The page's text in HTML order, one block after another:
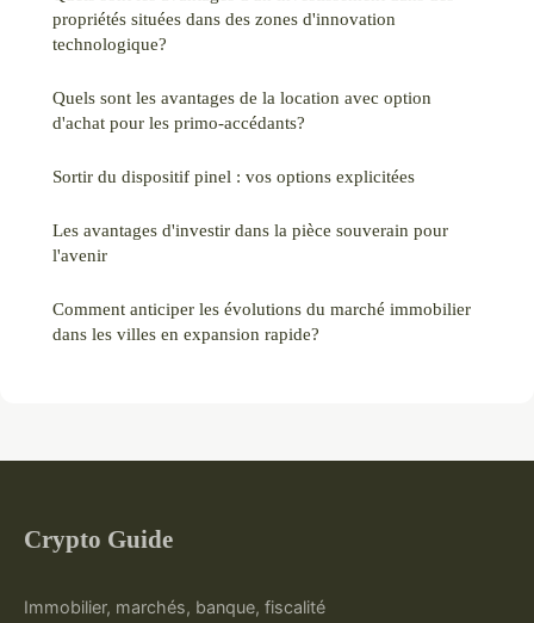
propriétés situées dans des zones d'innovation
technologique?
Quels sont les avantages de la location avec option
d'achat pour les primo-accédants?
Sortir du dispositif pinel : vos options explicitées
Les avantages d'investir dans la pièce souverain pour
l'avenir
Comment anticiper les évolutions du marché immobilier
dans les villes en expansion rapide?
Crypto Guide
Immobilier, marchés, banque, fiscalité